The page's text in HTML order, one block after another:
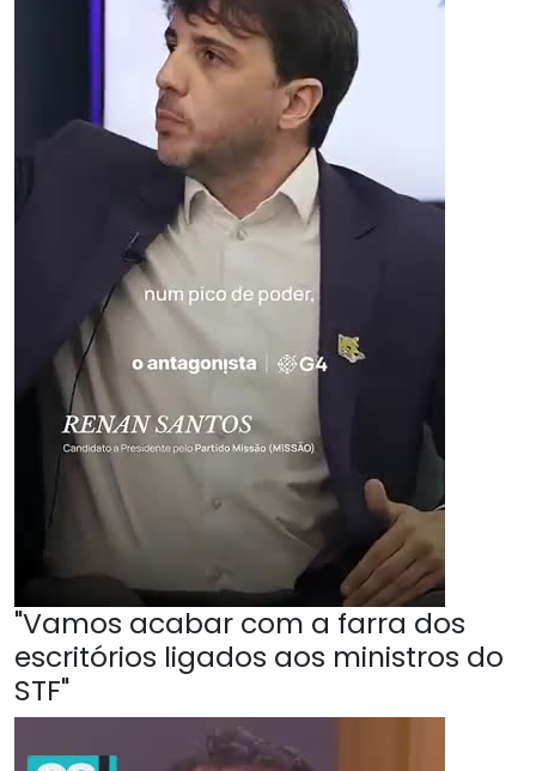
"Vamos acabar com a farra dos
escritórios ligados aos ministros do
STF"